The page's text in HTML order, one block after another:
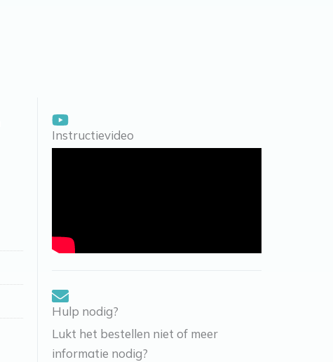
Instructievideo
Hulp nodig?
Lukt het bestellen niet of meer
informatie nodig?